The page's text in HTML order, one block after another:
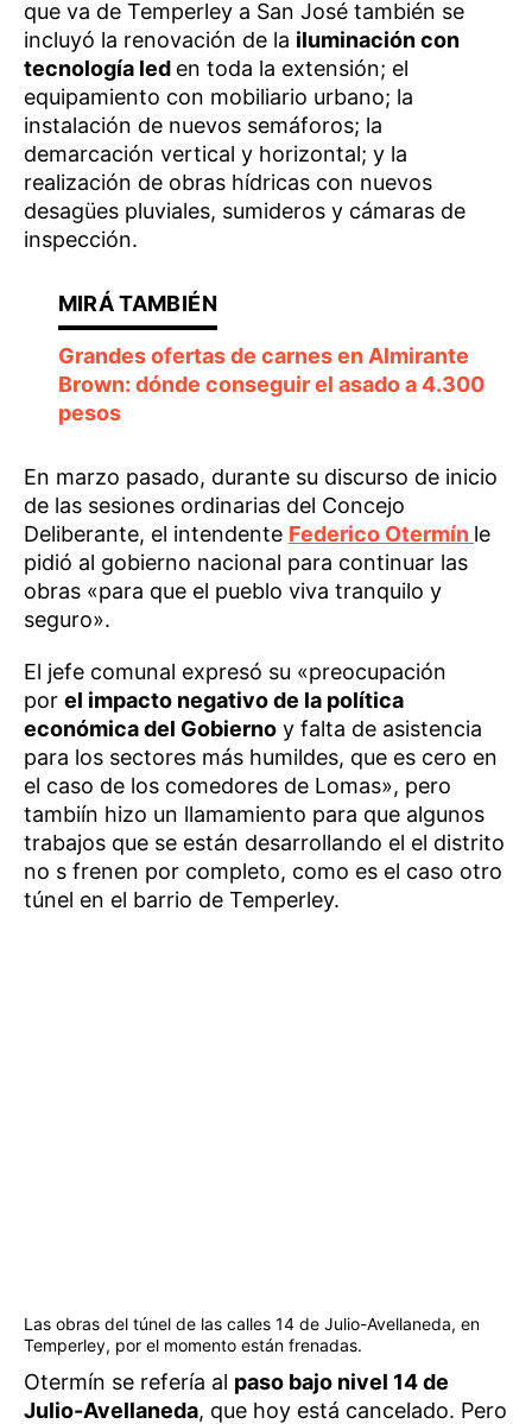
que va de Temperley a San José también se
incluyó la renovación de la iluminación con
tecnología led en toda la extensión; el
equipamiento con mobiliario urbano; la
instalación de nuevos semáforos; la
demarcación vertical y horizontal; y la
realización de obras hídricas con nuevos
desagües pluviales, sumideros y cámaras de
inspección.
Grandes ofertas de carnes en Almirante
Brown: dónde conseguir el asado a 4.300
pesos
En marzo pasado, durante su discurso de inicio
de las sesiones ordinarias del Concejo
Deliberante, el intendente Federico Otermín le
pidió al gobierno nacional para continuar las
obras «para que el pueblo viva tranquilo y
seguro».
El jefe comunal expresó su «preocupación
por el impacto negativo de la política
económica del Gobierno y falta de asistencia
para los sectores más humildes, que es cero en
el caso de los comedores de Lomas», pero
tambiín hizo un llamamiento para que algunos
trabajos que se están desarrollando el el distrito
no s frenen por completo, como es el caso otro
túnel en el barrio de Temperley.
Las obras del túnel de las calles 14 de Julio-Avellaneda, en
Temperley, por el momento están frenadas.
Otermín se refería al paso bajo nivel 14 de
Julio-Avellaneda, que hoy está cancelado. Pero